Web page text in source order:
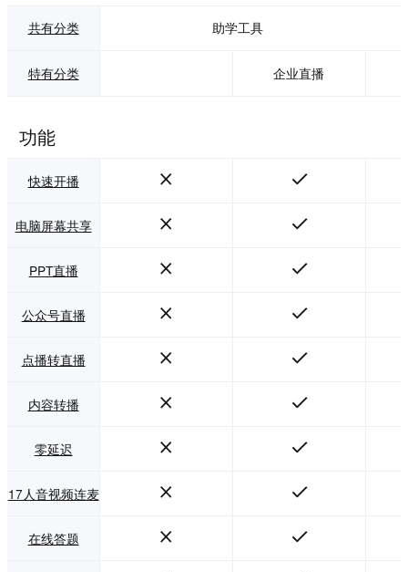
共有分类 助学工具
特有分类 企业直播
功能
快速开播
电脑屏幕共享
PPT直播
公众号直播
点播转直播
内容转播
零延迟
17人音视频连麦
在线答题